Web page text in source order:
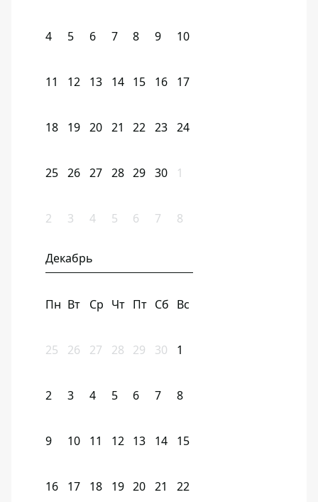
4 5 6 7 8 9 10
11 12 13 14 15 16 17
18 19 20 21 22 23 24
25 26 27 28 29 30 1
2 3 4 5 6 7 8
Декабрь
Пн Вт Ср Чт Пт Сб Вс
25 26 27 28 29 30 1
2 3 4 5 6 7 8
9 10 11 12 13 14 15
16 17 18 19 20 21 22